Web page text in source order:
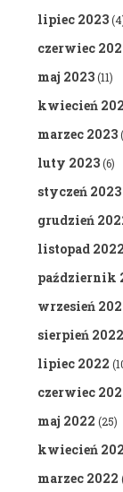
lipiec 2023
czerwiec
maj 2023(11)
kwiecień
marzec 2023
luty 2023(6)
styczeń 2023
grudzień
listopad 2022
październik
wrzesień
sierpień 2022
lipiec 2022
czerwiec
maj 2022 (25)
kwiecień
marzec 2022